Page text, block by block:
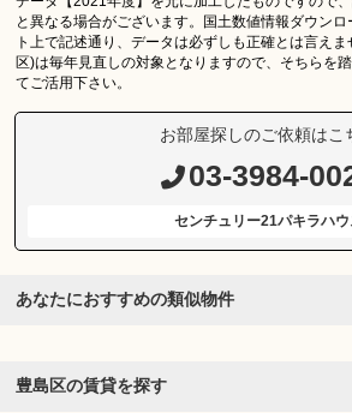
と異なる場合がございます。国土数値情報ダウン
ト上で記述通り、データは必ずしも正確とは言え
区)は毎年見直しの対象となりますので、そちらを
てご活用下さい。
お部屋探しのご依頼はこ
03-3984-
センチュリー21パキラハウ
あなたにおすすめの類似物件
豊島区の賃貸を探す